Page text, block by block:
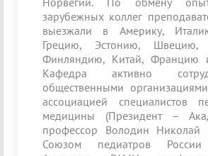
зарубежных коллег
выезжали в Америку,
Грецию, Эстонию, Швецию,
Финляндию, Китай,
Кафедра активно
общественными
ассоциацией специалистов
медицины (Президент –
профессор Володин Николай
Союзом педиатров России